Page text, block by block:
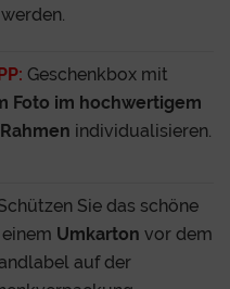
Geschenkbox mit
Foto im hochwertigem
individualisieren.
Sie das schöne
Umkarton vor dem
auf der